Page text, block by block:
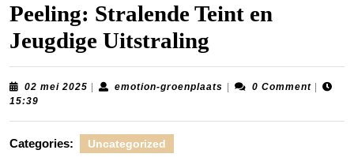
Peeling: Stralende Teint en
Jeugdige Uitstraling
02 mei 2025 02
emotion-groenplaats emotion-0 Comment
15:39
Categories: Uncategorized